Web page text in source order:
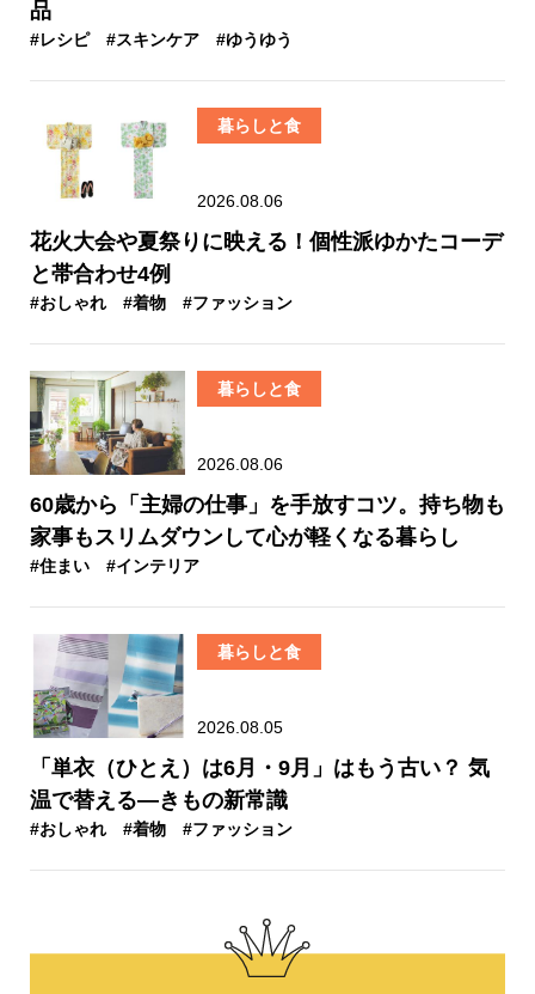
品
#レシピ #スキンケア #ゆうゆう
暮らしと食
2026.08.06
花火大会や夏祭りに映える！個性派ゆかたコーデ
と帯合わせ4例
#おしゃれ #着物 #ファッション
暮らしと食
2026.08.06
60歳から「主婦の仕事」を手放すコツ。持ち物も
家事もスリムダウンして心が軽くなる暮らし
#住まい #インテリア
暮らしと食
2026.08.05
「単衣（ひとえ）は6月・9月」はもう古い？ 気
温で替える—きもの新常識
#おしゃれ #着物 #ファッション